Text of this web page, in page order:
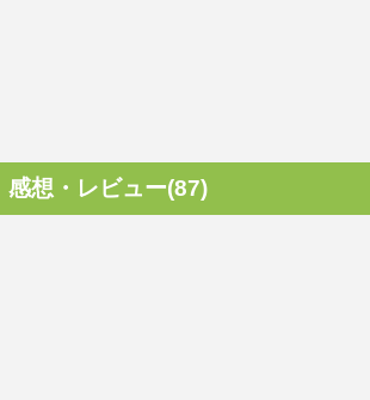
感想・レビュー(87)